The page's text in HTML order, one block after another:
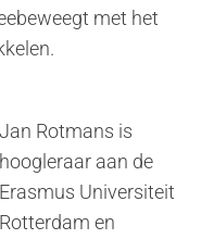
met het
Jan Rotmans is
hoogleraar aan de
Erasmus Universiteit
Rotterdam en